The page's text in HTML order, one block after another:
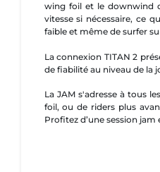
wing foil et le downwind
vitesse si nécessaire, ce
faible et même de surfer
La connexion TITAN 2
de fiabilité au niveau de la
La JAM s'adresse à tous
foil, ou de riders plus
Profitez d’une session